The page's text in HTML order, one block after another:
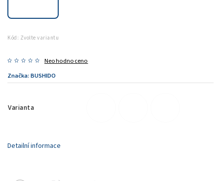
Kód: Zvolte variantu
Neohodnoceno
Značka: BUSHIDO
Varianta
Detailní informace